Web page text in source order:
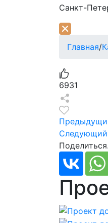
Санкт-
Главная/
6931
Следующий